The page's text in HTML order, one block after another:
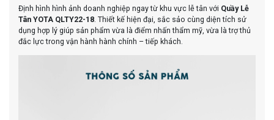
Định hình hình ảnh doanh nghiệp ngay từ khu vực lễ tân với Quầy Lễ
Tân YOTA QLTY22-18. Thiết kế hiện đại, sắc sảo cùng diện tích sử
dụng hợp lý giúp sản phẩm vừa là điểm nhấn thẩm mỹ, vừa là trợ thủ
đắc lực trong vận hành hành chính – tiếp khách.